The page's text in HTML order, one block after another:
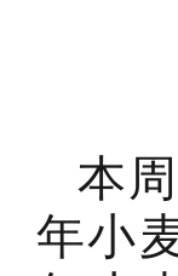
本
年小